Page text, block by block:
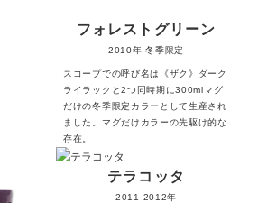
フォレストグリーン
2010年 冬季限定
スコープでの呼び名は《ザク》ダーク
ライラックと2つ同時期に300mlマグ
だけの冬季限定カラーとして生産され
ました。マグだけカラーの先駆け的な
存在。
テラコッタ
2011-2012年